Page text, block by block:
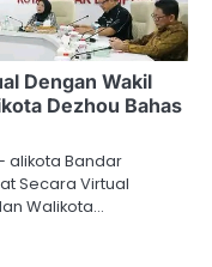
Dengan Wakil
Dezhou Bahas
– alikota Bandar
Secara Virtual
Walikota…